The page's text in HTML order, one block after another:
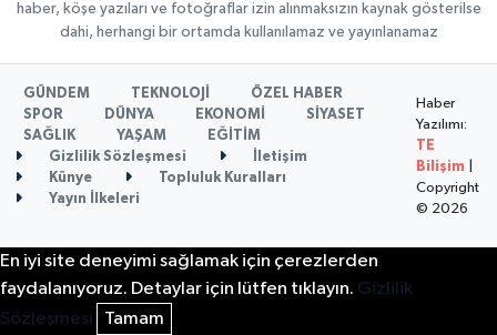
haber, köşe yazıları ve fotoğraflar izin alınmaksızın kaynak gösterilse
dahi, herhangi bir ortamda kullanılamaz ve yayınlanamaz
GÜNDEM TEKNOLOJİ
ÖZEL HABER
SPOR
DÜNYA EKONOMİ
SİYASET
SAĞLIK
YAŞAM
EĞİTİM
Gizlilik Sözleşmesi
İletişim
Künye
Topluluk Kuralları
Yayın İlkeleri
Haber
Yazılımı:
TE
Bilişim
Copyright
© 2026
En iyi site deneyimi sağlamak için çerezlerden
faydalanıyoruz. Detaylar için lütfen tıklayın. Gizlilik
Sözleşmesi
Tamam